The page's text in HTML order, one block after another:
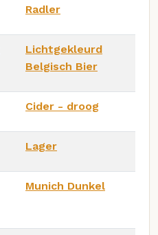
Radler
Lichtgekleurd
Belgisch Bier
Cider - droog
Lager
Munich Dunkel